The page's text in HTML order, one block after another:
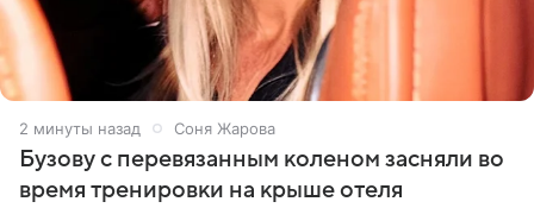
2 минуты назад Соня Жарова
Бузову с перевязанным коленом засняли во
время тренировки на крыше отеля